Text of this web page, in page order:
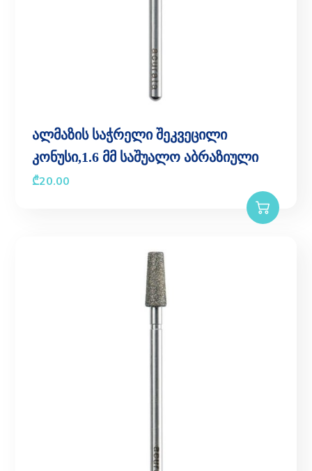
ალმაზის საჭრელი შეკვეცილი
კონუსი,1.6 მმ საშუალო აბრაზიული
₾20.00